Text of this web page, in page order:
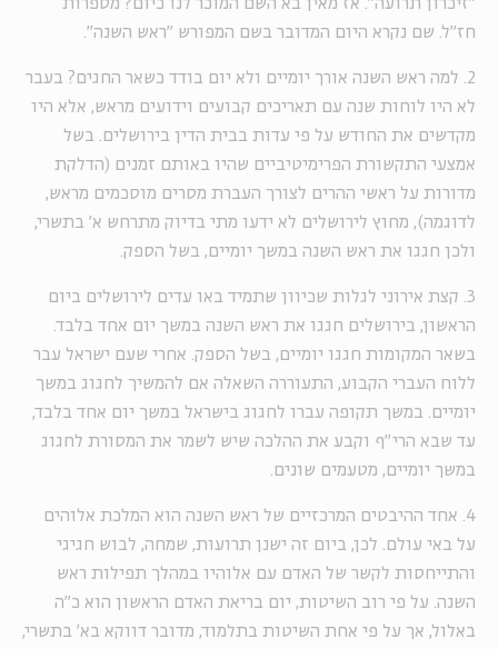
"זיכרון תרועה". אז מאין בא השם המוכר לנו כיום? מספרות
חז"ל. שם נקרא היום המדובר בשם המפורש "ראש השנה".
2. למה ראש השנה אורך יומיים ולא יום בודד כשאר החגים? בעבר
לא היו לוחות שנה עם תאריכים קבועים וידועים מראש, אלא היו
מקדשים את החודש על פי עדות בבית הדין בירושלים. בשל
אמצעי התקשורת הפרימיטיביים שהיו באותם זמנים (הדלקת
מדורות על ראשי ההרים לצורך העברת מסרים מוסכמים מראש,
לדוגמה), מחוץ לירושלים לא ידעו מתי בדיוק מתרחש א' בתשרי,
ולכן חגגו את ראש השנה במשך יומיים, בשל הספק.
3. קצת אירוני לגלות שכיוון שתמיד באו עדים לירושלים ביום
הראשון, בירושלים חגגו את ראש השנה במשך יום אחד בלבד.
בשאר המקומות חגגו יומיים, בשל הספק. אחרי שעם ישראל עבר
ללוח העברי הקבוע, התעוררה השאלה אם להמשיך לחגוג במשך
יומיים. במשך תקופה עברו לחגוג בישראל במשך יום אחד בלבד,
עד שבא הרי"ף וקבע את ההלכה שיש לשמר את המסורת לחגוג
במשך יומיים, מטעמים שונים.
4. אחד ההיבטים המרכזיים של ראש השנה הוא המלכת אלוהים
על באי עולם. לכן, ביום זה ישנן תרועות, שמחה, לבוש חגיגי
והתייחסות לקשר של האדם עם אלוהיו במהלך תפילות ראש
השנה. על פי רוב השיטות, יום בריאת האדם הראשון הוא כ"ה
באלול, אך על פי אחת השיטות בתלמוד, מדובר דווקא בא' בתשרי,